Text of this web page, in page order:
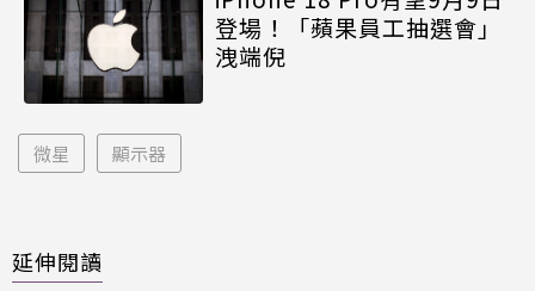
登場！「蘋果員工抽選會」
洩端倪
微星 顯示器
延伸閱讀